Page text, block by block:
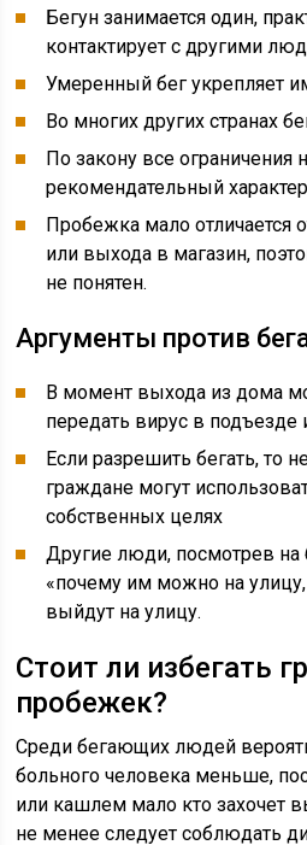
Бегун занимается один,
контактирует с другими
Умеренный бег укрепляет
Во многих других странах
По закону все ограничения
рекомендательный
Пробежка мало отличается
или выхода в магазин,
не понятен.
Аргументы против
В момент выхода из дома
передать вирус в подъезде
Если разрешить бегать, то
граждане могут
собственных целях
Другие люди, посмотрев на
«почему им можно на
выйдут на улицу.
Стоит ли избегать
пробежек?
Среди бегающих людей
больного человека меньше,
или кашлем мало кто захочет
не менее следует соблюдать